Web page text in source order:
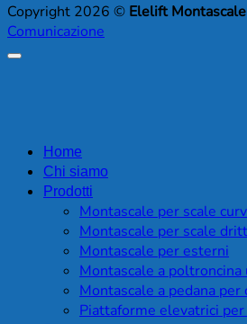
Copyright 2026 © Elelift Montascale
Comunicazione
Home
Chi siamo
Prodotti
Montascale per scale
Montascale per scale
Montascale per esterni
Montascale a poltroncina
Montascale a pedana per
Piattaforme elevatrici